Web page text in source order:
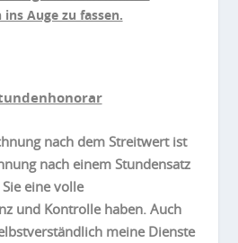
Auge zu fassen.
nach dem Streitwert ist
nach einem Stundensatz
eine volle
und Kontrolle haben. Auch
meine Dienste